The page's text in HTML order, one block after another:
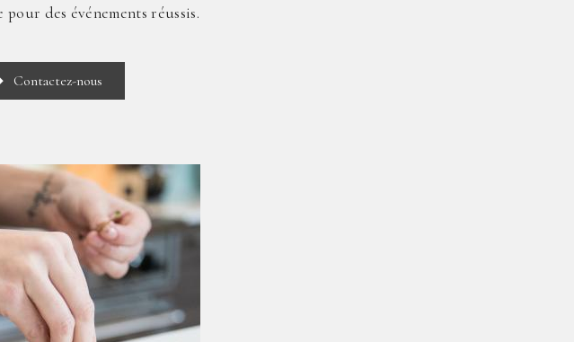
des événements réussis.
Contactez-nous